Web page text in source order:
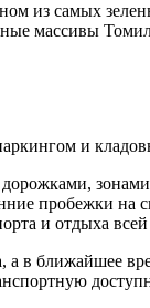
из самых
массивы
и
пробежки на
и отдыха
ближайшее